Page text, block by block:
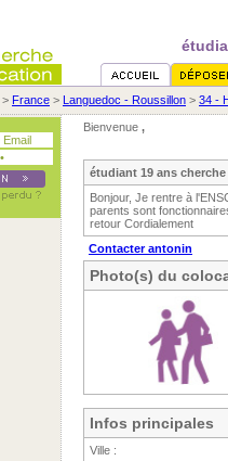
> France > Languedoc - Roussillon > 34 -
Bienvenue ,
étudiant 19 ans
Bonjour, Je rentre à
parents sont
retour Cordialement
Contacter antonin
Photo(s) du
Infos principales
Ville :